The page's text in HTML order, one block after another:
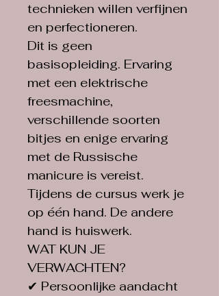
technieken willen verfijnen
en perfectioneren.
Dit is geen
basisopleiding. Ervaring
met een elektrische
freesmachine,
verschillende soorten
bitjes en enige ervaring
met de Russische
manicure is vereist.
Tijdens de cursus werk je
op één hand. De andere
hand is huiswerk.
WAT KUN JE
VERWACHTEN?
✔ Persoonlijke aandacht